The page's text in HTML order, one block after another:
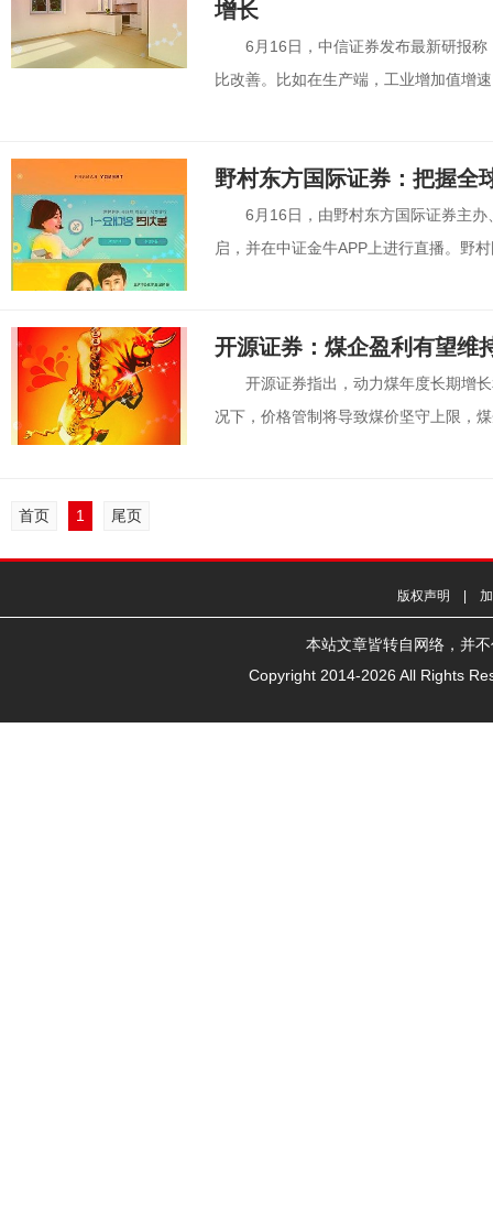
增长
6月16日，中信证券发布最新研报
比改善。比如在生产端，工业增加值增
野村东方国际证券：把握全
6月16日，由野村东方国际证券主
启，并在中证金牛APP上进行直播。野
开源证券：煤企盈利有望维
开源证券指出，动力煤年度长期增
况下，价格管制将导致煤价坚守上限，
首页 1 尾页
版权声明 |
本站文章皆转自网络，并
Copyright 2014-2026 All Rights